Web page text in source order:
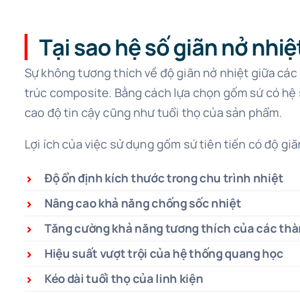
Tại sao hệ số giãn nở
Sự không tương thích về độ giãn nở nhiệt giữa
trúc composite. Bằng cách lựa chọn gốm sứ có
cao độ tin cậy cũng như tuổi thọ của sản phẩm.
Lợi ích của việc sử dụng gốm sứ tiên tiến có độ
Độ ổn định kích thước trong chu trình nhiệt
Nâng cao khả năng chống sốc nhiệt
Tăng cường khả năng tương thích của các
Hiệu suất vượt trội của hệ thống quang học
Kéo dài tuổi thọ của linh kiện